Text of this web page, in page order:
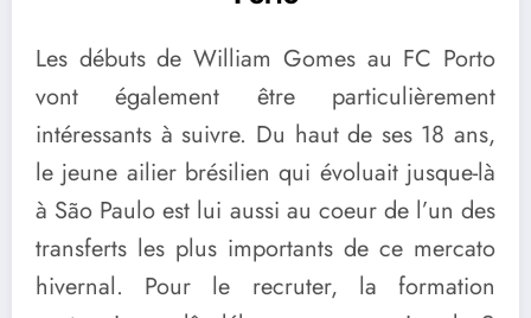
Les débuts de William Gomes au FC Porto
vont également être particulièrement
intéressants à suivre. Du haut de ses 18 ans,
le jeune ailier brésilien qui évoluait jusque-là
à São Paulo est lui aussi au coeur de l’un des
transferts les plus importants de ce mercato
hivernal. Pour le recruter, la formation